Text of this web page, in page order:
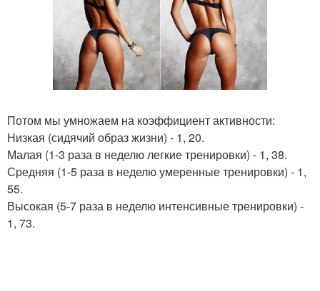
Потом мы умножаем на коэффициент активности:
Низкая (сидячий образ жизни) - 1, 20.
Малая (1-3 раза в неделю легкие тренировки) - 1, 38.
Средняя (1-5 раза в неделю умеренные тренировки) - 1,
55.
Высокая (5-7 раза в неделю интенсивные тренировки) -
1, 73.